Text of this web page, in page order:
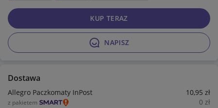
NAPISZ
KUP TERAZ
Dostawa
Allegro Paczkomaty InPost 10,95 zł
z pakietem 0 zł